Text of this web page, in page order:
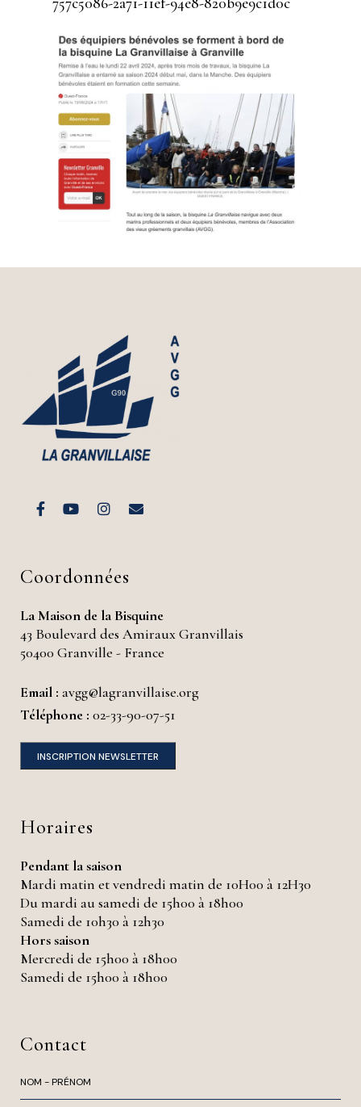
Coordonnées
La Maison de la Bisquine
43 Boulevard des Amiraux Granvillais
50400 Granville - France
Email : avgg@lagranvillaise.org
Téléphone : 02-33-90-07-51
INSCRIPTION NEWSLETTER
Horaires
Pendant la saison
Mardi matin et vendredi matin de 10H00 à 12H30
Du mardi au samedi de 15h00 à 18h00
Samedi de 10h30 à 12h30
Hors saison
Mercredi de 15h00 à 18h00
Samedi de 15h00 à 18h00
Contact
o
m